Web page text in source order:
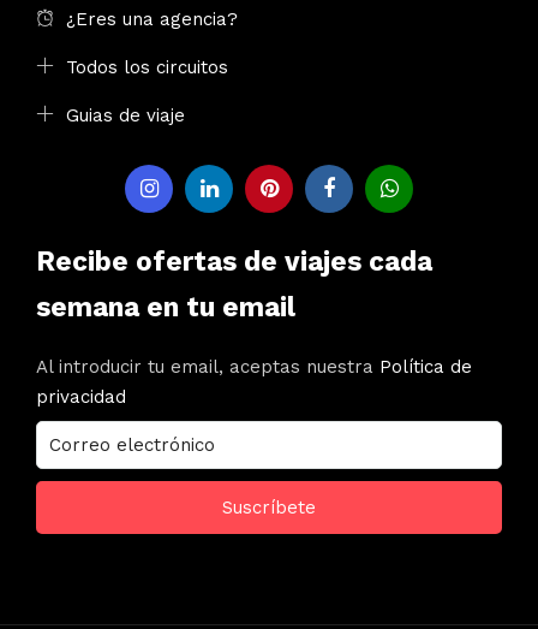
¿Eres una agencia?
Todos los circuitos
Guias de viaje
Recibe ofertas de viajes cada
semana en tu email
Al introducir tu email, aceptas nuestra Política de
privacidad